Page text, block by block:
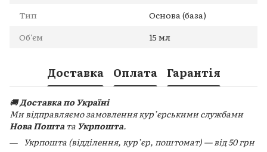
Тип
Основа (база)
Об'єм
15 мл
Доставка Оплата Гарантія
🚚Доставка по Україні
Ми відправляємо замовлення кур’єрськими службами
Нова Поштата Укрпошта.
Укрпошта (відділення, кур’єр, поштомат) — від 50 грн